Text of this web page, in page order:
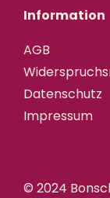
Information
AGB
Datenschutz
Impressum
© 2024